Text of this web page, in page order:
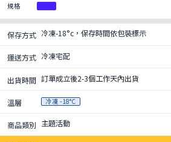
規格
保存方式 冷凍-18°c，保存時間依包裝標示
運送方式 冷凍宅配
出貨時間 訂單成立後2-3個工作天內出貨
溫層 冷凍 -18°C
商品類別 主題活動